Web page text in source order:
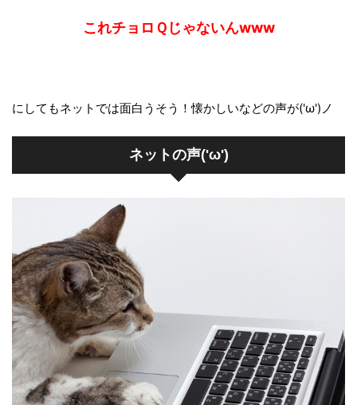
これチョロＱじゃないんwww
にしてもネットでは面白うそう！懐かしいなどの声が('ω')ノ
ネットの声('ω')